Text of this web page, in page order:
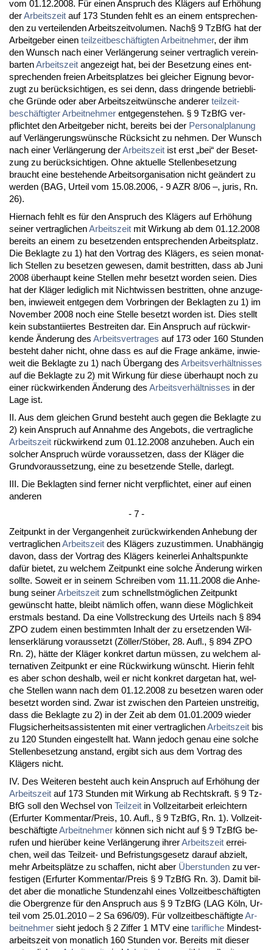
vom 01.12.2008. Für ei­nen An­spruch des Klägers auf Erhöhung
derAr­beits­zeit auf 173 St­un­den fehlt es an ei­nem ent­spre­chen­
den zu ver­tei­len­den Ar­beits­zeit­vo­lu­men. Nach§ 9 Tz­B­fG hat der
Ar­beit­ge­ber ei­nen teil­zeit­beschäftig­tenAr­beit­neh­mer, der ihm
den Wunsch nach ei­ner Verlänge­rung sei­ner ver­trag­lich ver­ein­
bar­tenAr­beits­zeit an­ge­zeigt hat, bei der Be­set­zung ei­nes ent­
spre­chen­den frei­en Ar­beits­plat­zes bei glei­cher Eig­nung be­vor­
zugt zu berück­sich­ti­gen, es sei denn, dass drin­gen­de be­trieb­li­
che Gründe oder aber Ar­beits­zeitwünsche an­de­rer teil­zeit­
beschäftig­terAr­beit­neh­mer ent­ge­gen­ste­hen. § 9 Tz­B­fG ver­
pflich­tet den Ar­beit­ge­ber nicht, be­reits bei der Per­so­nal­pla­nung
auf Verlänge­rungswünsche Rück­sicht zu neh­men. Der Wunsch
nach ei­ner Verlänge­rung derAr­beits­zeit ist erst „bei“ der Be­set­
zung zu berück­sich­ti­gen. Oh­ne ak­tu­el­le Stel­len­be­set­zung
braucht ei­ne be­ste­hen­de Ar­beits­or­ga­ni­sa­ti­on nicht geändert zu
wer­den (BAG, Ur­teil vom 15.08.2006, - 9 AZR 8/06 –, ju­ris, Rn.
26).
Hier­nach fehlt es für den An­spruch des Klägers auf Erhöhung
sei­ner ver­trag­li­chenAr­beits­zeit mit Wir­kung ab dem 01.12.2008
be­reits an ei­nem zu be­set­zen­den ent­spre­chen­den Ar­beits­platz.
Die Be­klag­te zu 1) hat den Vor­trag des Klägers, es sei­en mo­nat­
lich Stel­len zu be­set­zen ge­we­sen, da­mit be­strit­ten, dass ab Ju­ni
2008 über­haupt kei­ne Stel­len mehr be­setzt wor­den sei­en. Dies
hat der Kläger le­dig­lich mit Nicht­wis­sen be­strit­ten, oh­ne an­zu­ge­
ben, in­wie­weit ent­ge­gen dem Vor­brin­gen der Be­klag­ten zu 1) im
No­vem­ber 2008 noch ei­ne Stel­le be­setzt wor­den ist. Dies stellt
kein sub­stan­ti­ier­tes Be­strei­ten dar. Ein An­spruch auf rück­wir­
ken­de Ände­rung des Ar­beits­ver­tra­ges auf 173 oder 160 St­un­den
be­steht da­her nicht, oh­ne dass es auf die Fra­ge ankäme, in­wie­
weit die Be­klag­te zu 1) nach Über­gang des Ar­beits­verhält­nis­ses
auf die Be­klag­te zu 2) mit Wir­kung für die­se über­haupt noch zu
ei­ner rück­wir­ken­den Ände­rung des Ar­beits­verhält­nis­ses in der
La­ge ist.
II. Aus dem glei­chen Grund be­steht auch ge­gen die Be­klag­te zu
2) kein An­spruch auf An­nah­me des An­ge­bots, die ver­trag­li­che
Ar­beits­zeit rück­wir­kend zum 01.12.2008 an­zu­he­ben. Auch ein
sol­cher An­spruch würde vor­aus­set­zen, dass der Kläger die
Grund­vor­aus­set­zung, ei­ne zu be­set­zen­de Stel­le, dar­legt.
III. Die Be­klag­ten sind fer­ner nicht ver­pflich­tet, ei­ner auf ei­nen
an­de­ren
- 7 -
Zeit­punkt in der Ver­gan­gen­heit zurück­wir­ken­den An­he­bung der
ver­trag­li­chenAr­beits­zeit des Klägers zu­zu­stim­men. Un­abhängig
da­von, dass der Vor­trag des Klägers kei­ner­lei An­halts­punk­te
dafür bie­tet, zu wel­chem Zeit­punkt ei­ne sol­che Ände­rung wir­ken
soll­te. So­weit er in sei­nem Schrei­ben vom 11.11.2008 die An­he­
bung sei­nerAr­beits­zeit zum schnellstmögli­chen Zeit­punkt
gewünscht hat­te, bleibt nämlich of­fen, wann die­se Möglich­keit
erst­mals be­stand. Da ei­ne Voll­stre­ckung des Ur­teils nach § 894
ZPO zu­dem ei­nen be­stimm­ten In­halt der zu er­set­zen­den Wil­
lens­erklärung vor­aus­setzt (Zöller/Stöber, 28. Aufl., § 894 ZPO
Rn. 2), hätte der Kläger kon­kret dar­tun müssen, zu wel­chem al­
ter­na­ti­ven Zeit­punkt er ei­ne Rück­wir­kung wünscht. Hier­in fehlt
es aber schon des­halb, weil er nicht kon­kret dar­ge­tan hat, wel­
che Stel­len wann nach dem 01.12.2008 zu be­set­zen wa­ren oder
be­setzt wor­den sind. Zwar ist zwi­schen den Par­tei­en un­strei­tig,
dass die Be­klag­te zu 2) in der Zeit ab dem 01.01.2009 wie­der
Flug­si­cher­heits­as­sis­ten­ten mit ei­ner ver­trag­li­chenAr­beits­zeit bis
zu 120 St­un­den ein­ge­stellt hat. Wann je­doch ge­nau ei­ne sol­che
Stel­len­be­set­zung an­stand, er­gibt sich aus dem Vor­trag des
Klägers nicht.
IV. Des Wei­te­ren be­steht auch kein An­spruch auf Erhöhung der
Ar­beits­zeit auf 173 St­un­den mit Wir­kung ab Rechts­kraft. § 9 Tz­
B­fG soll den Wech­sel von Teil­zeit in Voll­zeit­ar­beit er­leich­tern
(Er­fur­ter Kom­men­tar/Preis, 10. Aufl., § 9 Tz­B­fG, Rn. 1). Voll­zeit­
beschäftig­teAr­beit­neh­mer können sich nicht auf § 9 Tz­B­fG be­
ru­fen und hierüber kei­ne Verlänge­rung ih­rerAr­beits­zeit er­rei­
chen, weil das Teil­zeit- und Be­fris­tungs­ge­setz dar­auf ab­zielt,
mehr Ar­beitsplätze zu schaf­fen, nicht aber Über­stun­den zu ver­
fes­ti­gen (Er­fur­ter Kom­men­tar/Preis § 9 Tz­B­fG Rn. 3). Da­mit bil­
det aber die mo­nat­li­che St­un­den­zahl ei­nes Voll­zeit­beschäftig­ten
die Ober­gren­ze für den An­spruch aus § 9 Tz­B­fG (LAG Köln, Ur­
teil vom 25.01.2010 – 2 Sa 696/09). Für voll­zeit­beschäftig­teAr­
beit­neh­mer sieht je­doch § 2 Zif­fer 1 MTV ei­ne ta­rif­li­che Min­dest­
ar­beits­zeit von mo­nat­lich 160 St­un­den vor. Be­reits mit die­ser